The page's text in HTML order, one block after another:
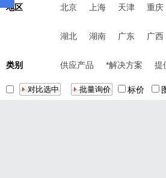
地区 北京 上海 天津 重庆
湖北 湖南 广东 广西
类别 供应产品 *解决方案 提
标价